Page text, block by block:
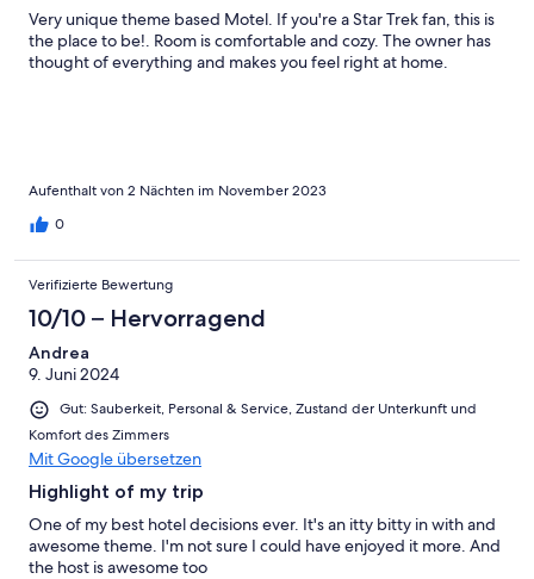
Very unique theme based Motel. If you're a Star Trek fan, this is
the place to be!. Room is comfortable and cozy. The owner has
thought of everything and makes you feel right at home.
Aufenthalt von 2 Nächten im November 2023
0
Verifizierte Bewertung
10/10 – Hervorragend
Andrea
9. Juni 2024
Gut: Sauberkeit, Personal & Service, Zustand der Unterkunft und
Komfort des Zimmers
Mit Google übersetzen
Highlight of my trip
One of my best hotel decisions ever. It's an itty bitty in with and
awesome theme. I'm not sure I could have enjoyed it more. And
the host is awesome too